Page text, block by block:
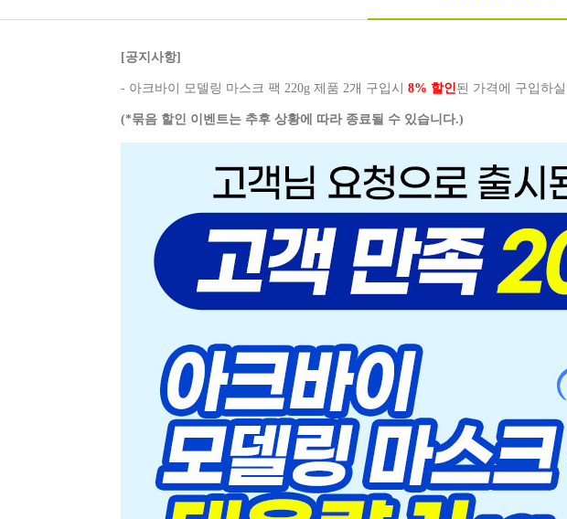
[공지사항]
- 아크바이 모델링 마스크 팩 220g 제품 2개 구입시 8% 할인 된 가격에 구입하
(*묶음 할인 이벤트는 추후 상황에 따라 종료될 수 있습니다.)